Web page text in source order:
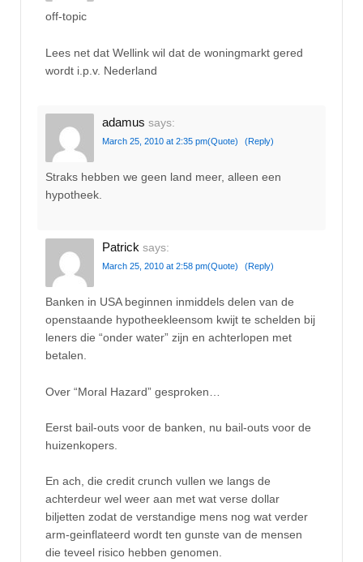
off-topic
Lees net dat Wellink wil dat de woningmarkt gered
wordt i.p.v. Nederland
adamus says:
March 25, 2010 at 2:35 pm(Quote) (Reply)
Straks hebben we geen land meer, alleen een
hypotheek.
Patrick says:
March 25, 2010 at 2:58 pm(Quote) (Reply)
Banken in USA beginnen inmiddels delen van de
openstaande hypotheekleensom kwijt te schelden bij
leners die “onder water” zijn en achterlopen met
betalen.
Over “Moral Hazard” gesproken…
Eerst bail-outs voor de banken, nu bail-outs voor de
huizenkopers.
En ach, die credit crunch vullen we langs de
achterdeur wel weer aan met wat verse dollar
biljetten zodat de verstandige mens nog wat verder
arm-geinflateerd wordt ten gunste van de mensen
die teveel risico hebben genomen.